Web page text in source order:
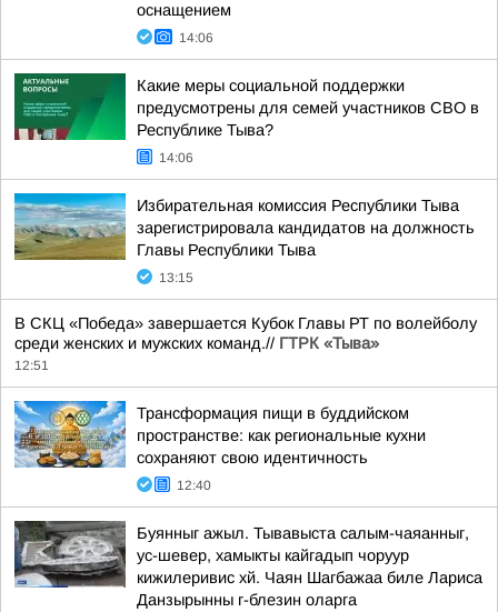
оснащением
14:06
Какие меры социальной поддержки
предусмотрены для семей участников СВО в
Республике Тыва?
14:06
Избирательная комиссия Республики Тыва
зарегистрировала кандидатов на должность
Главы Республики Тыва
13:15
В СКЦ «Победа» завершается Кубок Главы РТ по волейболу
среди женских и мужских команд.// ГТРК «Тыва»
12:51
Трансформация пищи в буддийском
пространстве: как региональные кухни
сохраняют свою идентичность
12:40
Буянныг ажыл. Тывавыста салым-чаяанныг,
ус-шевер, хамыкты кайгадып чоруур
кижилеривис хй. Чаян Шагбажаа биле Лариса
Данзырынны г-блезин оларга